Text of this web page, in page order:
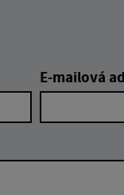
E-mailová